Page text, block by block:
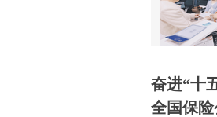
奋进“十
全国保